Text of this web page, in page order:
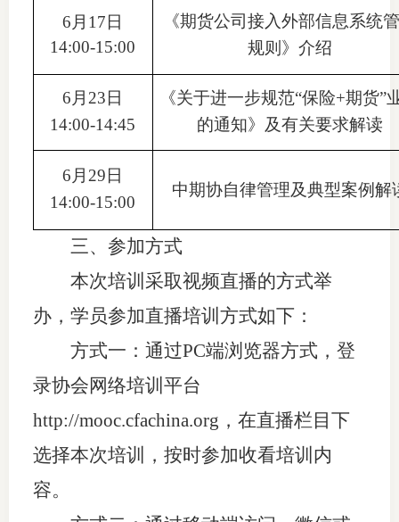
科
出
行业投
会员公
6月17日
14:00-15:00
《期货公司接入外部信息系统
规则》介绍
6月23日
14:00-14:45
《关于进一步规范“保险+期货”
的通知》及有关要求解读
6月29日
14:00-15:00
中期协自律管理及典型案例解
三、参加方式
本次培训采取视频直播的方式举
办，学员参加直播培训方式如下：
方式一：通过PC端浏览器方式，登
录协会网络培训 平台
http://mooc.cfachina.org ， 在直播栏目下
选择本次培训，按时参加收看培训内
容。